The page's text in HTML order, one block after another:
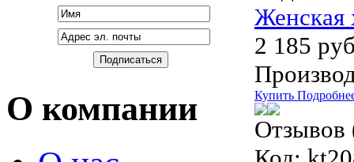
Женская
2 185
Купить
Отзывов
О компании